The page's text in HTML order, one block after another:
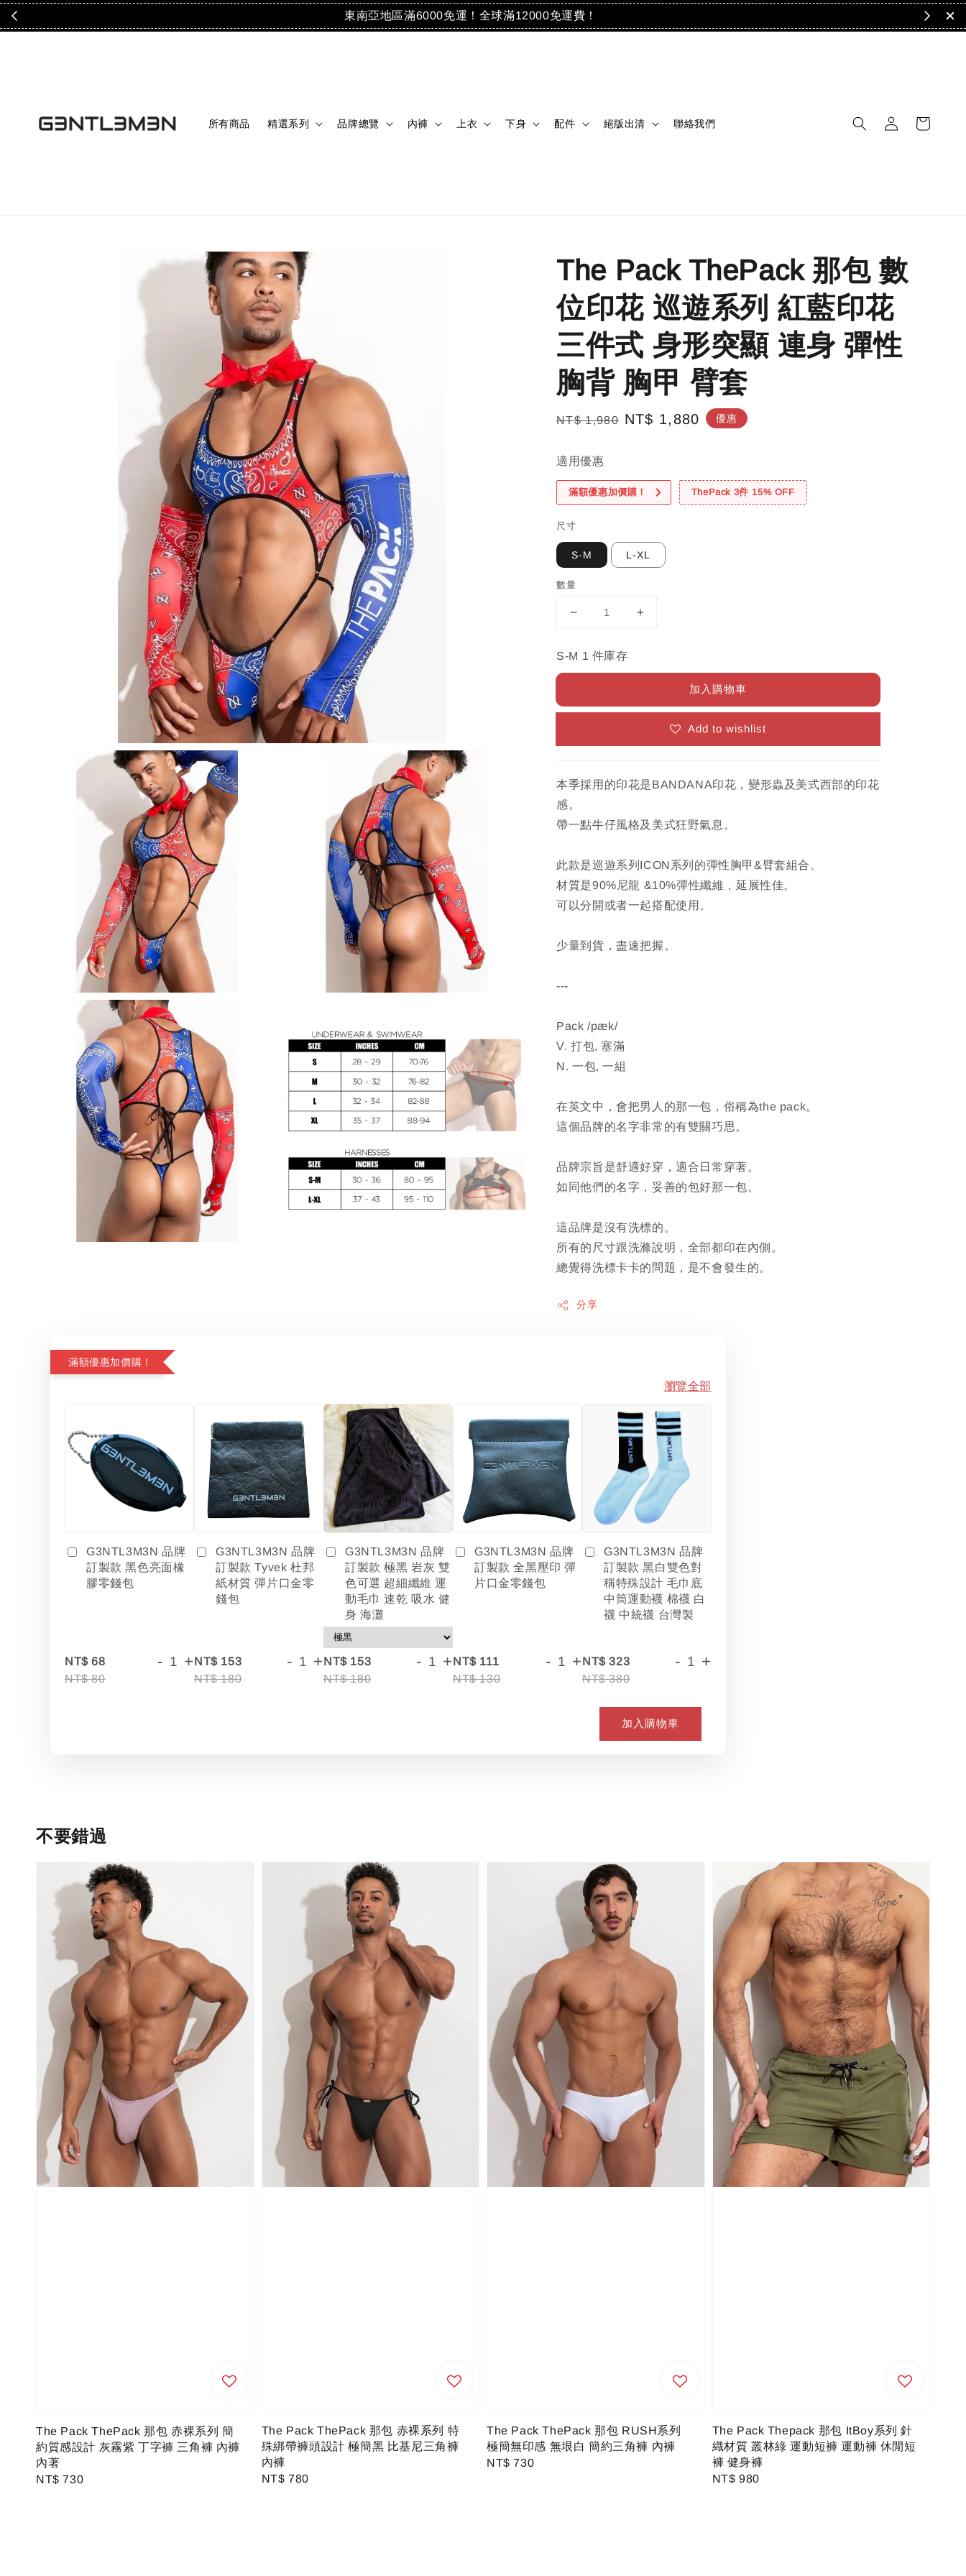
東南亞地區滿6000免運！全球滿12000免運費！
所有商品 精選系列 品牌總覽 內褲 上衣 下身 配件 絕版出清 聯絡我們
The Pack ThePack 那包 數
位印花 巡遊系列 紅藍印花
三件式 身形突顯 連身 彈性
胸背 胸甲 臂套
Regular
NT$ 1,980 Sale
NT$ 1,880 優惠
適用優惠
滿額優惠加價購！ ThePack 3件 15% OFF
尺寸
S-M L-XL
數量
S-M 1 件庫存
加入購物車
Add to wishlist
本季採用的印花是BANDANA印花，變形蟲及美式西部的印花
感。
帶一點牛仔風格及美式狂野氣息。
此款是巡遊系列ICON系列的彈性胸甲&臂套組合。
材質是90%尼龍 &10%彈性纖維，延展性佳。
可以分開或者一起搭配使用。
少量到貨，盡速把握。
---
Pack /pæk/
V. 打包, 塞滿
N. 一包, 一組
在英文中，會把男人的那一包，俗稱為the pack。
這個品牌的名字非常的有雙關巧思。
品牌宗旨是舒適好穿，適合日常穿著。
如同他們的名字，妥善的包好那一包。
這品牌是沒有洗標的。
所有的尺寸跟洗滌說明，全部都印在內側。
總覺得洗標卡卡的問題，是不會發生的。
分享
滿額優惠加價購！
瀏覽全部
G3NTL3M3N 品牌
訂製款 黑色亮面橡
膠零錢包
NT$ 68
NT$ 80
- +
G3NTL3M3N 品牌
訂製款 Tyvek 杜邦
紙材質 彈片口金零
錢包
NT$ 153
NT$ 180
- +
G3NTL3M3N 品牌
訂製款 極黑 岩灰 雙
色可選 超細纖維 運
動毛巾 速乾 吸水 健
身 海灘
NT$ 153
NT$ 180
- +
G3NTL3M3N 品牌
訂製款 全黑壓印 彈
片口金零錢包
NT$ 111
NT$ 130
- +
G3NTL3M3N 品牌
訂製款 黑白雙色對
稱特殊設計 毛巾底
中筒運動襪 棉襪 白
襪 中統襪 台灣製
NT$ 323
NT$ 380
- +
加入購物車
不要錯過
The Pack ThePack 那包 赤裸系列 簡
約質感設計 灰霧紫 丁字褲 三角褲 內褲
內著
Regular
NT$ 730
The Pack ThePack 那包 赤裸系列 特
殊綁帶褲頭設計 極簡黑 比基尼三角褲
內褲
Regular
NT$ 780
The Pack ThePack 那包 RUSH系列
極簡無印感 無垠白 簡約三角褲 內褲
Regular
NT$ 730
The Pack Thepack 那包 ItBoy系列 針
織材質 叢林綠 運動短褲 運動褲 休閒短
褲 健身褲
Regular
NT$ 980